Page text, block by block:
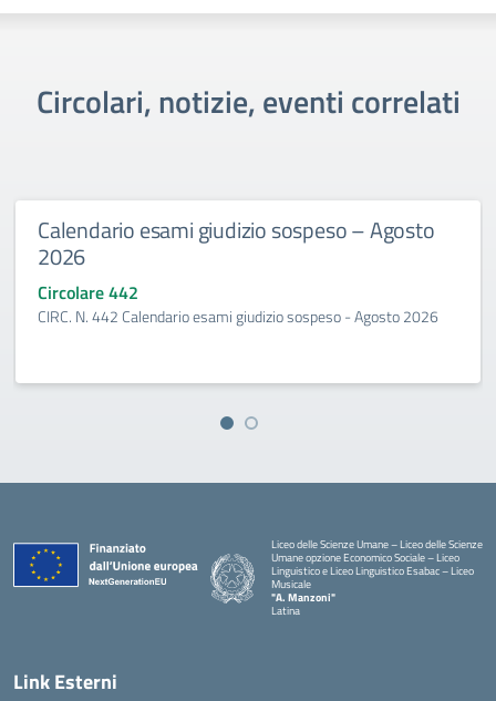
Circolari, notizie, eventi correlati
Calendario esami giudizio sospeso – Agosto
2026
Circolare 442
CIRC. N. 442 Calendario esami giudizio sospeso - Agosto 2026
Liceo delle Scienze Umane – Liceo delle Scienze
Umane opzione Economico Sociale – Liceo
Linguistico e Liceo Linguistico Esabac – Liceo
Musicale
"A. Manzoni"
Latina
Link Esterni